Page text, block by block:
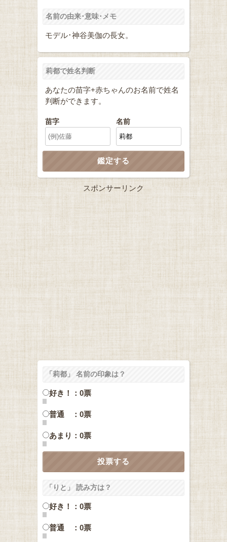
名前の由来･意味･メモ
モデル･神谷美伽の長女。
莉都で姓名判断
あなたの苗字+赤ちゃんのお名前で姓名
判断ができます。
苗字 名前
スポンサーリンク
「莉都」 名前の印象は？
好き！：0票
普通 ：0票
あまり：0票
「りと」 読み方は？
好き！：0票
普通 ：0票